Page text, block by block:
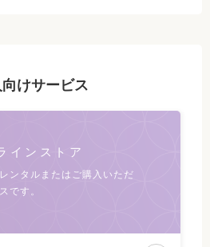
けサービス
インストア
ンタルまたは ご購入いただ
です。